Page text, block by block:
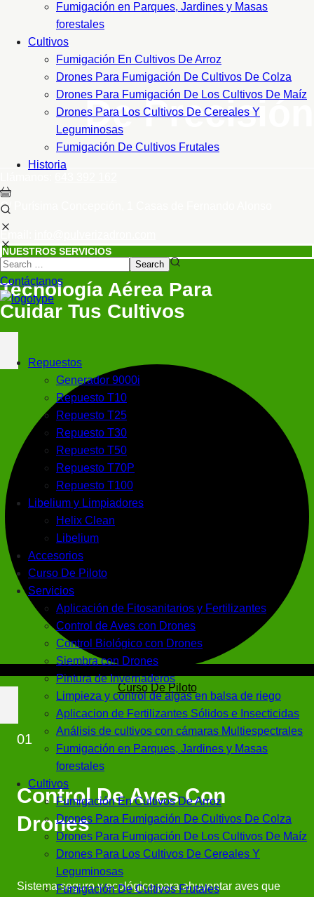
Fumigación en Parques, Jardines y Masas
forestales
Cultivos
Fumigación En Cultivos De Arroz
Drones Para Fumigación De Cultivos De Colza
Drones Para Fumigación De Los Cultivos De Maíz
Drones Para Los Cultivos De Cereales Y
Leguminosas
Fumigación De Cultivos Frutales
Historia
Contáctanos
Repuestos
Generador 9000i
Repuesto T10
Repuesto T25
Repuesto T30
Repuesto T50
Repuesto T70P
Repuesto T100
Libelium y Limpiadores
Helix Clean
Libelium
Accesorios
Curso De Piloto
Servicios
Aplicación de Fitosanitarios y Fertilizantes
Control de Aves con Drones
Control Biológico con Drones
Siembra con Drones
Pintura de Invernaderos
Limpieza y control de algas en balsa de riego
Aplicacion de Fertilizantes Sólidos e Insecticidas
Análisis de cultivos con cámaras Multiespectrales
Fumigación en Parques, Jardines y Masas
forestales
Cultivos
Fumigación En Cultivos De Arroz
Drones Para Fumigación De Cultivos De Colza
Drones Para Fumigación De Los Cultivos De Maíz
Drones Para Los Cultivos De Cereales Y
Leguminosas
Fumigación De Cultivos Frutales
De Precisión
C/ Purísima Concepción, 1
NUESTROS SERVICIOS
Tecnología Aérea Para
Cuidar Tus Cultivos
Curso De Piloto
01
Control De Aves Con
Drones
Sistema seguro y ecológico para ahuyentar aves que